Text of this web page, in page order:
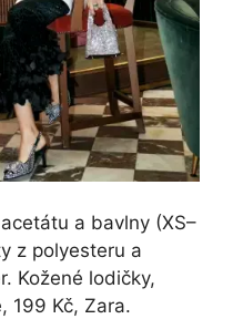
a bavlny (XS–
z polyesteru a
Kožené lodičky,
199 Kč, Zara.